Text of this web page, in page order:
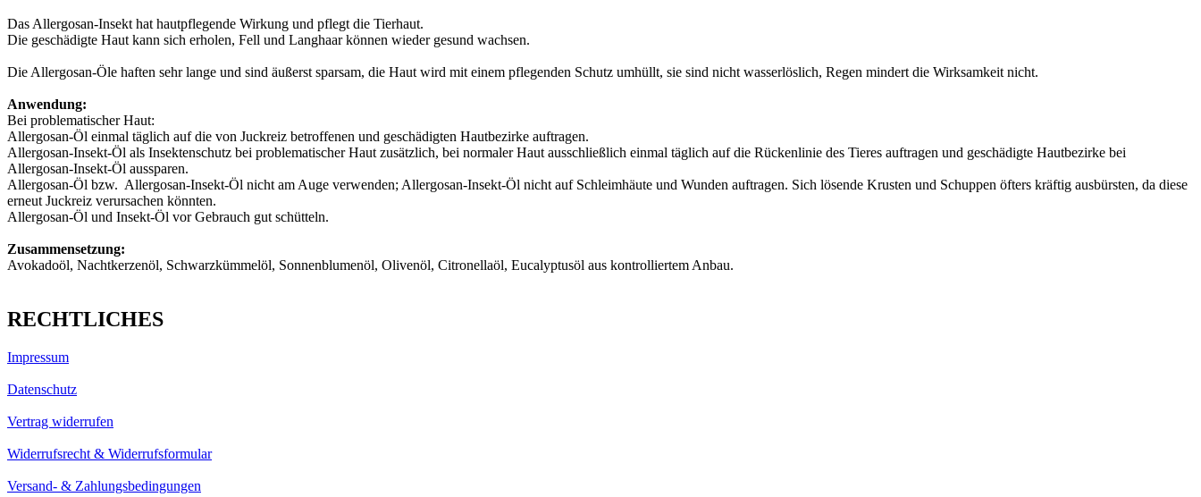
Das Allergosan-Insekt hat hautpflegende Wirkung und pflegt die Tierhaut.
Die geschädigte Haut kann sich erholen, Fell und Langhaar können wieder gesund wachsen.
Die Allergosan-Öle haften sehr lange und sind äußerst sparsam, die Haut wird mit einem pflegenden Schutz umhüllt, sie sind nicht wasserlöslich, Regen mindert die Wirksamkeit nicht.
Anwendung:
Bei problematischer Haut:
Allergosan-Öl einmal täglich auf die von Juckreiz betroffenen und geschädigten Hautbezirke auftragen.
Allergosan-Insekt-Öl als Insektenschutz bei problematischer Haut zusätzlich, bei normaler Haut ausschließlich einmal täglich auf die Rückenlinie des Tieres auftragen und geschädigte Hautbezirke bei
Allergosan-Insekt-Öl aussparen.
Allergosan-Öl bzw. Allergosan-Insekt-Öl nicht am Auge verwenden; Allergosan-Insekt-Öl nicht auf Schleimhäute und Wunden auftragen. Sich lösende Krusten und Schuppen öfters kräftig ausbürsten, da diese
erneut Juckreiz verursachen könnten.
Allergosan-Öl und Insekt-Öl vor Gebrauch gut schütteln.
Zusammensetzung:
Avokadoöl, Nachtkerzenöl, Schwarzkümmelöl, Sonnenblumenöl, Olivenöl, Citronellaöl, Eucalyptusöl aus kontrolliertem Anbau.
RECHTLICHES
Impressum
Datenschutz
Vertrag widerrufen
Widerrufsrecht & Widerrufsformular
Versand- & Zahlungsbedingungen